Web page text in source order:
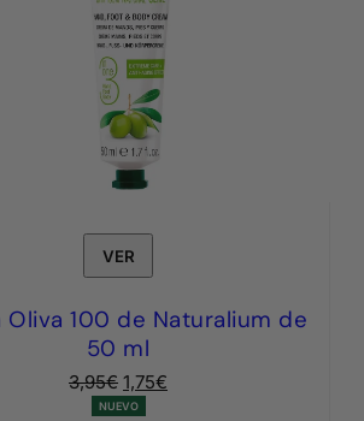
VER
Oliva 100 de Naturalium de
50 ml
3,95€ El
precio
1,75€
NUEVO